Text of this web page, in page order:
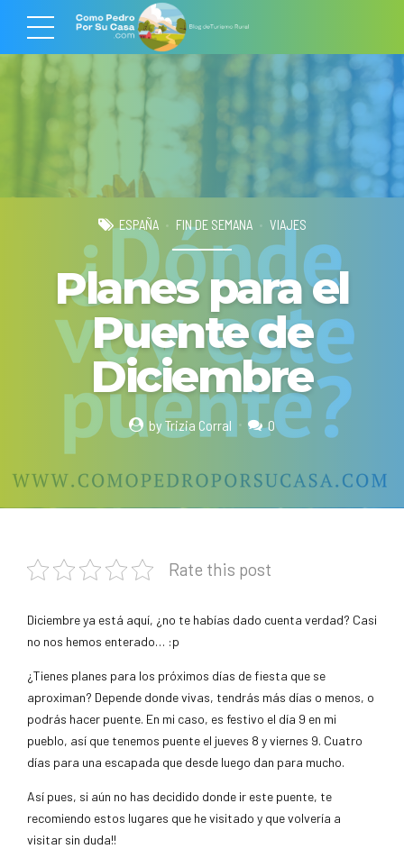
ESPAÑA FIN DE SEMANA VIAJES
Planes para el
Puente de
Diciembre
by Trizia Corral 0
Rate this post
Diciembre ya está aquí, ¿no te habías dado cuenta verdad? Casi
no nos hemos enterado… :p
¿Tienes planes para los próximos días de fiesta que se
aproximan? Depende donde vivas, tendrás más días o menos, o
podrás hacer puente. En mi caso, es festivo el día 9 en mi
pueblo, así que tenemos puente el jueves 8 y viernes 9. Cuatro
días para una escapada que desde luego dan para mucho.
Así pues, si aún no has decidido donde ir este puente, te
recomiendo estos lugares que he visitado y que volvería a
visitar sin duda!!